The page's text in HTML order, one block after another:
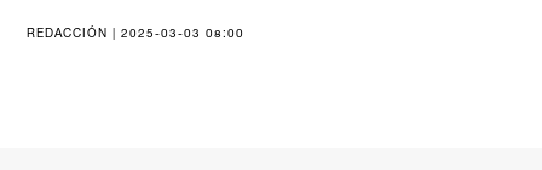
REDACCIÓN | 2025-03-03 08:00